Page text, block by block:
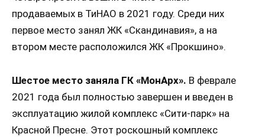
продаваемых в ТиНАО в 2021 году. Среди них
первое место занял ЖК «Скандинавия», а на
втором месте расположился ЖК «Прокшино».
Шестое место заняла ГК «МонАрх». В феврале
2021 года был полностью завершен и введен в
эксплуатацию жилой комплекс «Сити-парк» на
Красной Пресне. Этот роскошный комплекс